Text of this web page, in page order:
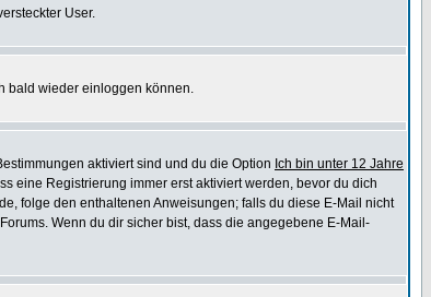
User.
bald wieder einloggen können.
aktiviert sind und du die Option Ich bin unter 12 Jahre
eine Registrierung immer erst aktiviert werden, bevor du dich
folge den enthaltenen Anweisungen; falls du diese E-Mail nicht
Wenn du dir sicher bist, dass die angegebene E-Mail-